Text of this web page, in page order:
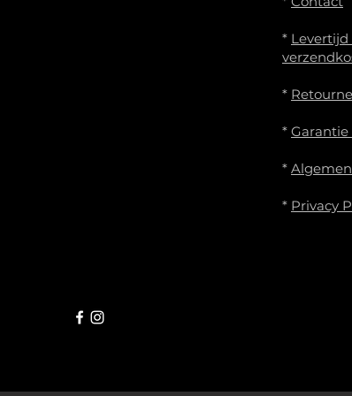
* Levertijd
*
*
*
* Privacy